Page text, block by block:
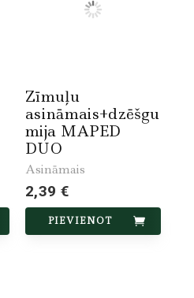
Zīmuļu
asināmais+dzēšgu
mija MAPED
DUO
Asināmais
2,39 €
PIEVIENOT